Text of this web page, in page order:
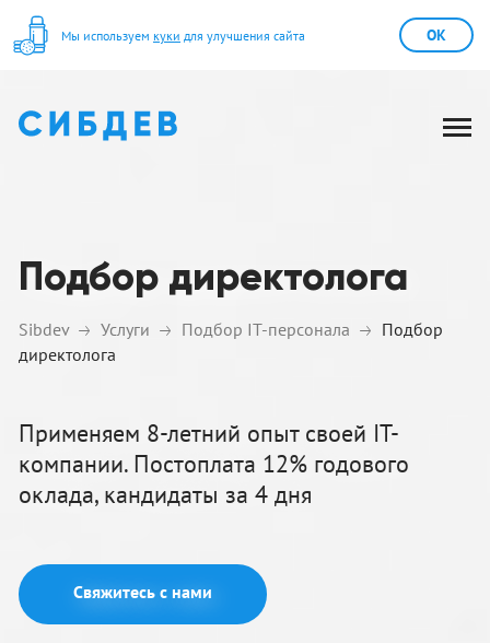
Мы используем куки для улучшения сайта OK
Подбор директолога
Sibdev Услуги Подбор IT-персонала
Подбор
директолога
Применяем 8-летний опыт своей IT-
компании. Постоплата 12% годового
оклада, кандидаты за 4 дня
Свяжитесь с нами